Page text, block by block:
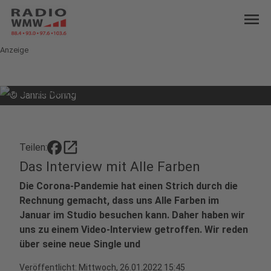
menu
Anzeige
© Jannis Döring
Teilen: open_in_new
Das Interview mit Alle Farben
Die Corona-Pandemie hat einen Strich durch die
Rechnung gemacht, dass uns Alle Farben im
Januar im Studio besuchen kann. Daher haben wir
uns zu einem Video-Interview getroffen. Wir reden
über seine neue Single und
Veröffentlicht: Mittwoch, 26.01.2022 15:45